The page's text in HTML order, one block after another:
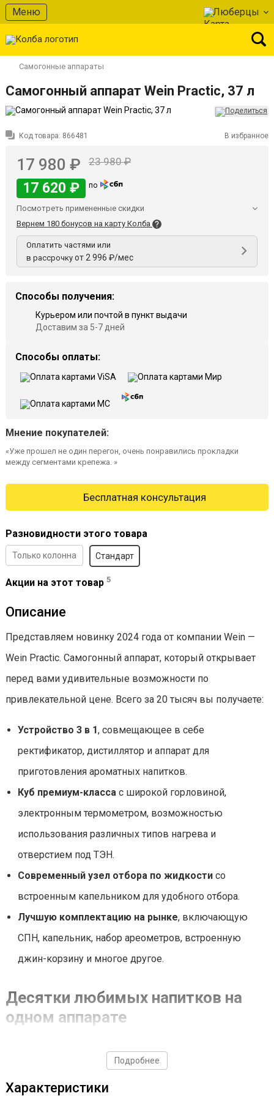
Меню Люберцы
Самогонные аппараты
Самогонный аппарат Wein Practic, 37 л
Код товара: 866481 В избранное
17 980 ₽ 23 980 ₽
17 620 ₽ по
Посмотреть примененные скидки
Вернем 180 бонусов на карту Колба
Оплатить частями или
в рассрочку от 2 996 ₽/мес
Способы получения:
Курьером или почтой в пункт выдачи
Доставим за 5-7 дней
Способы оплаты:
Мнение покупателей:
«Уже прошел не один перегон, очень понравились прокладки
между сегментами крепежа. »
Бесплатная консультация
Разновидности этого товара
Только колонна Стандарт
Акции на этот товар 5
Описание
Представляем новинку 2024 года от компании Wein —
Wein Practic. Самогонный аппарат, который открывает
перед вами удивительные возможности по
привлекательной цене. Всего за 20 тысяч вы получаете:
Устройство 3 в 1, совмещающее в себе
ректификатор, дистиллятор и аппарат для
приготовления ароматных напитков.
Куб премиум-класса с широкой горловиной,
электронным термометром, возможностью
использования различных типов нагрева и
отверстием под ТЭН.
Современный узел отбора по жидкости со
встроенным капельником для удобного отбора.
Лучшую комплектацию на рынке, включающую
СПН, капельник, набор ареометров, встроенную
джин-корзину и многое другое.
Десятки любимых напитков на
одном аппарате
С Wein Practic вы сможете приготовить:
Подробнее
Характеристики